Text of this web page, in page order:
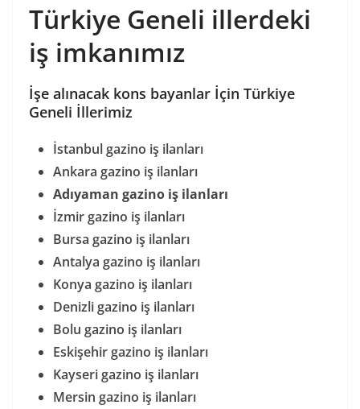
Türkiye Geneli illerdeki
iş imkanımız
İşe alınacak kons bayanlar İçin Türkiye
Geneli İllerimiz
İstanbul gazino iş ilanları
Ankara gazino iş ilanları
Adıyaman gazino iş ilanları
İzmir gazino iş ilanları
Bursa gazino iş ilanları
Antalya gazino iş ilanları
Konya gazino iş ilanları
Denizli gazino iş ilanları
Bolu gazino iş ilanları
Eskişehir gazino iş ilanları
Kayseri gazino iş ilanları
Mersin gazino iş ilanları